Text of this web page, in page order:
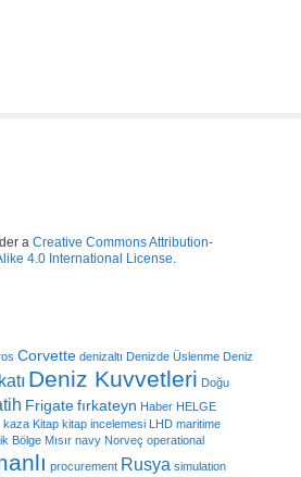
a Creative Commons Attribution-
4.0 International License.
Corvette denizaltı Denizde Üslenme Deniz
Deniz Kuvvetleri Doğu
Frigatefırkateyn Haber HELGE
kaza Kitap kitap incelemesi LHD maritime
Bölge Mısır navy Norveç operational
procurement Rusya simulation